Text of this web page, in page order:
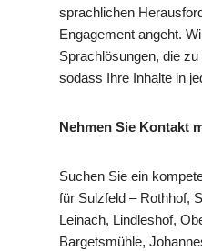
sprachlichen
Engagement angeht.
Sprachlösungen, die
sodass Ihre Inhalte in
Nehmen Sie Kontakt
Suchen Sie ein
für Sulzfeld – Rothhof,
Leinach, Lindleshof,
Bargetsmühle,